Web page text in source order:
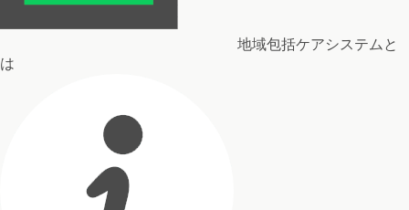
地域包括ケアシステムと
は